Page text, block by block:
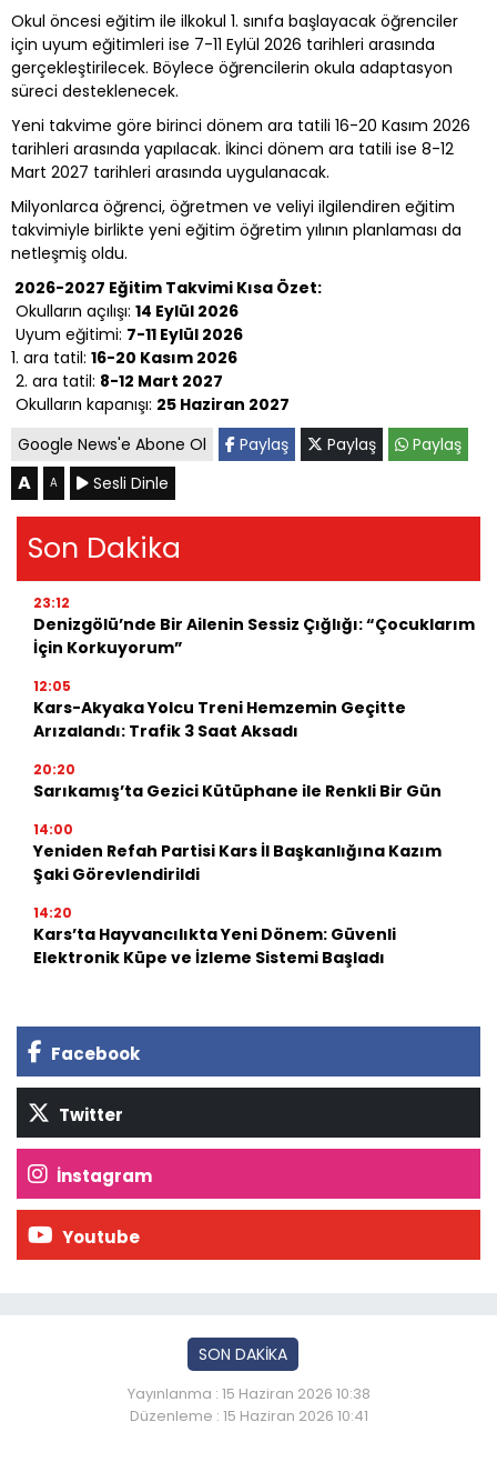
Okul öncesi eğitim ile ilkokul 1. sınıfa başlayacak öğrenciler
için uyum eğitimleri ise 7-11 Eylül 2026 tarihleri arasında
gerçekleştirilecek. Böylece öğrencilerin okula adaptasyon
süreci desteklenecek.
Yeni takvime göre birinci dönem ara tatili 16-20 Kasım 2026
tarihleri arasında yapılacak. İkinci dönem ara tatili ise 8-12
Mart 2027 tarihleri arasında uygulanacak.
Milyonlarca öğrenci, öğretmen ve veliyi ilgilendiren eğitim
takvimiyle birlikte yeni eğitim öğretim yılının planlaması da
netleşmiş oldu.
2026-2027 Eğitim Takvimi Kısa Özet:
Okulların açılışı: 14 Eylül 2026
Uyum eğitimi: 7-11 Eylül 2026
1. ara tatil: 16-20 Kasım 2026
2. ara tatil: 8-12 Mart 2027
Okulların kapanışı: 25 Haziran 2027
Google News'e Abone Ol
Paylaş Paylaş Paylaş
A A Sesli Dinle
Son Dakika
23:12
Denizgölü’nde Bir Ailenin Sessiz Çığlığı: “Çocuklarım
İçin Korkuyorum”
12:05
Kars-Akyaka Yolcu Treni Hemzemin Geçitte
Arızalandı: Trafik 3 Saat Aksadı
20:20
Sarıkamış’ta Gezici Kütüphane ile Renkli Bir Gün
14:00
Yeniden Refah Partisi Kars İl Başkanlığına Kazım
Şaki Görevlendirildi
14:20
Kars’ta Hayvancılıkta Yeni Dönem: Güvenli
Elektronik Küpe ve İzleme Sistemi Başladı
Facebook
Twitter
İnstagram
Youtube
SON DAKİKA
Yayınlanma : 15 Haziran 2026 10:38
Düzenleme : 15 Haziran 2026 10:41